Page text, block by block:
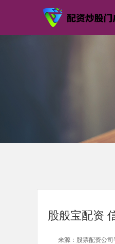
股般宝配资
来源：股票配资公司